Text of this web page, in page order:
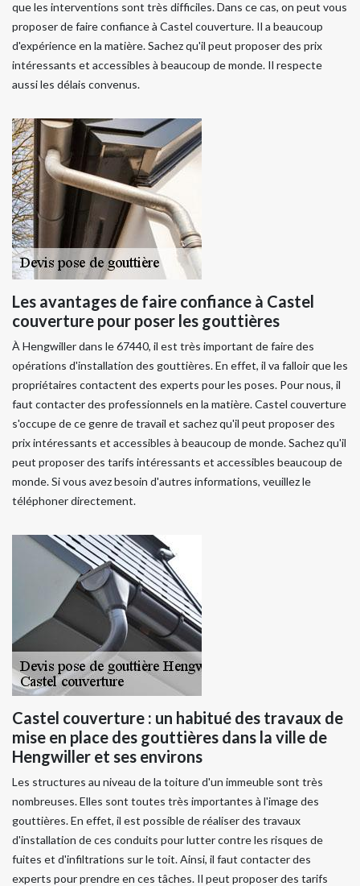
que les interventions sont très difficiles. Dans ce cas, on peut vous
proposer de faire confiance à Castel couverture. Il a beaucoup
d'expérience en la matière. Sachez qu'il peut proposer des prix
intéressants et accessibles à beaucoup de monde. Il respecte
aussi les délais convenus.
Les avantages de faire confiance à Castel
couverture pour poser les gouttières
À Hengwiller dans le 67440, il est très important de faire des
opérations d'installation des gouttières. En effet, il va falloir que les
propriétaires contactent des experts pour les poses. Pour nous, il
faut contacter des professionnels en la matière. Castel couverture
s'occupe de ce genre de travail et sachez qu'il peut proposer des
prix intéressants et accessibles à beaucoup de monde. Sachez qu'il
peut proposer des tarifs intéressants et accessibles beaucoup de
monde. Si vous avez besoin d'autres informations, veuillez le
téléphoner directement.
Castel couverture : un habitué des travaux de
mise en place des gouttières dans la ville de
Hengwiller et ses environs
Les structures au niveau de la toiture d'un immeuble sont très
nombreuses. Elles sont toutes très importantes à l'image des
gouttières. En effet, il est possible de réaliser des travaux
d'installation de ces conduits pour lutter contre les risques de
fuites et d'infiltrations sur le toit. Ainsi, il faut contacter des
experts pour prendre en ces tâches. Il peut proposer des tarifs